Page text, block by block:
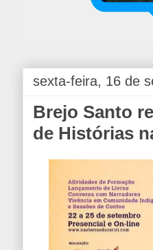
sexta-feira, 16 de
Brejo Santo
de Histórias